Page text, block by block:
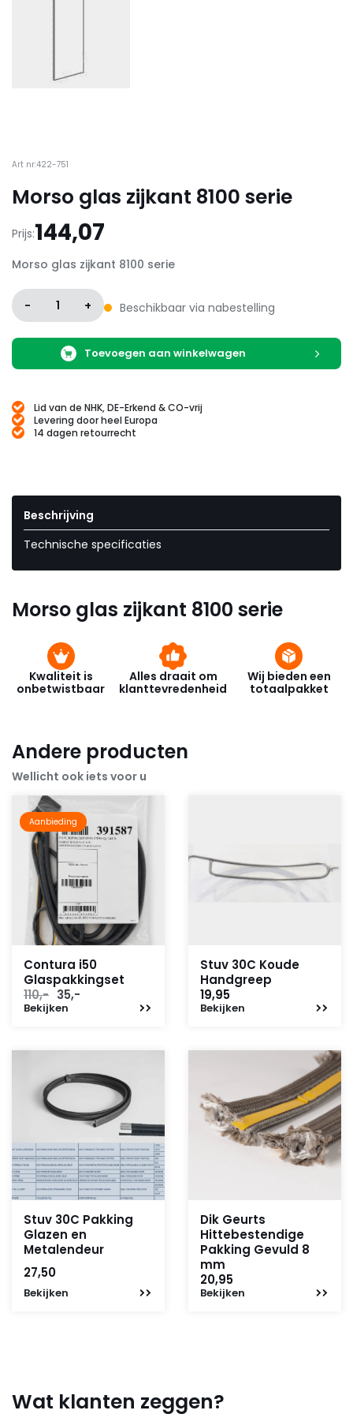
Art nr:422-751
Morso glas zijkant 8100 serie
Prijs:144,07
Morso glas zijkant 8100 serie
- 1 + Beschikbaar via nabestelling
Toevoegen aan winkelwagen
Lid van de NHK, DE-Erkend & CO-vrij
Levering door heel Europa
14 dagen retourrecht
Beschrijving
Technische specificaties
Morso glas zijkant 8100 serie
Kwaliteit is
onbetwistbaar
Alles draait om
klanttevredenheid
Wij bieden een
totaalpakket
Andere producten
Wellicht ook iets voor u
Aanbieding
Contura i50
Glaspakkingset
110,- Oorspronkelijke
prijs
35,-
Bekijken
Stuv 30C Koude
Handgreep
19,95
Bekijken
Stuv 30C Pakking
Glazen en
Metalendeur
27,50
Bekijken
Dik Geurts
Hittebestendige
Pakking Gevuld 8
mm
20,95
Bekijken
Wat klanten zeggen?